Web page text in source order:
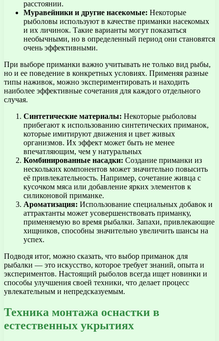
расстоянии.
Муравейники и другие насекомые: Некоторые
рыболовы используют в качестве приманки насекомых
и их личинок. Такие варианты могут показаться
необычными, но в определенный период они становятся
очень эффективными.
При выборе приманки важно учитывать не только вид рыбы,
но и ее поведение в конкретных условиях. Применяя разные
типы наживок, можно экспериментировать и находить
наиболее эффективные сочетания для каждого отдельного
случая.
Синтетические материалы: Некоторые рыболовы
прибегают к использованию синтетических приманок,
которые имитируют движения и цвет живых
организмов. Их эффект может быть не менее
впечатляющим, чем у натуральных
Комбинированные насадки: Создание приманки из
нескольких компонентов может значительно повысить
её привлекательность. Например, сочетание живца с
кусочком мяса или добавление ярких элементов к
силиконовой приманке.
Ароматизация: Использование специальных добавок и
аттрактанты может усовершенствовать приманку,
применяемую во время рыбалки. Запахи, привлекающие
хищников, способны значительно увеличить шансы на
успех.
Подводя итог, можно сказать, что выбор приманок для
рыбалки — это искусство, которое требует знаний, опыта и
экспериментов. Настоящий рыболов всегда ищет новинки и
способы улучшения своей техники, что делает процесс
увлекательным и непредсказуемым.
Техника монтажа оснастки в
естественных укрытиях